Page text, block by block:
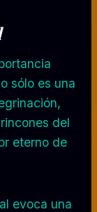
sólo es una
del
eterno de
evoca una